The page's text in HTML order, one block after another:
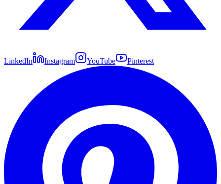
LinkedIn Instagram YouTube Pinterest